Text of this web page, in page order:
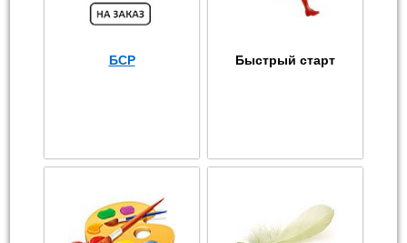
БСР Быстрый старт